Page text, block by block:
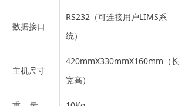
数据接口
RS232（可连接用户LIMS系
统）
主机尺寸
420mmX330mmX160mm（长
宽高）